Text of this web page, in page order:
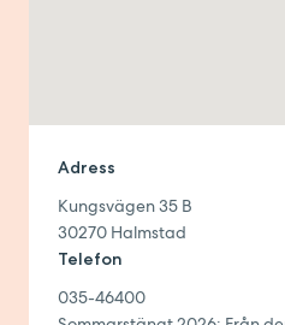
Adress
Kungsvägen 35 B
30270 Halmstad
Telefon
035-46400